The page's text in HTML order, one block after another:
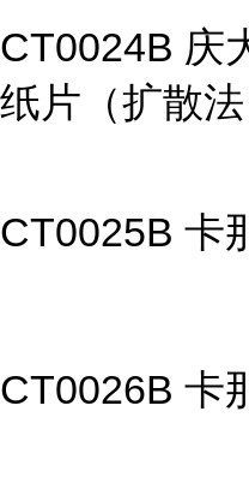
CT0024B 庆
纸片（扩散
CT0025B 卡
CT0026B 卡